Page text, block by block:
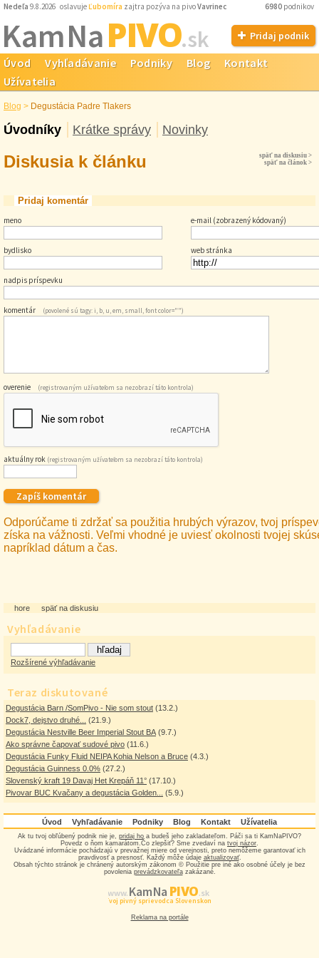
Nedeľa 9.8.2026 oslavuje Ľubomíra zajtra pozýva na pivoVavrinec 6980 podnikov
Kam NaPIVO.sk Pridaj podnik
Úvod Vyhľadávanie Podniky Blog
Kontakt
Užívatelia
Blog > Degustácia Padre Tlakers
Úvodníky Krátke správy Novinky
Vyhľadávanie
Rozšírené výhľadávanie
Teraz diskutované
Degustácia Barn /SomPivo - Nie som stout (13.2.)
Dock7, dejstvo druhé...
(21.9.)
Degustácia Nestville Beer Imperial Stout BA (9.7.)
Ako správne čapovať sudové pivo (11.6.)
Degustácia Funky Fluid NEIPA Kohia Nelson a Bruce (4.3.)
Degustácia Guinness 0.0% (27.2.)
Slovenský kraft 19 Davaj Het Krepáň 11° (17.10.)
Pivovar BUC Kvačany a degustácia Golden...
(5.9.)
späť na diskusiu >
späť na článok >
Diskusia k článku
Pridaj komentár
meno
bydlisko
e-mail (zobrazený kódovaný)
web stránka
nadpis príspevku
komentár (povolené sú tagy: i, b, u, em, small, font color="")
overenie (registrovaným užívateľom sa nezobrazí táto kontrola)
aktuálny rok (registrovaným užívateľom sa nezobrazí táto kontrola)
Odporúčame ti zdržať sa použitia hrubých výrazov, tvoj
získa na vážnosti. Veľmi vhodné je uviesť okolnosti tvojej
napríklad dátum a čas.
hore späť na diskusiu
Úvod Vyhľadávanie Podniky Blog Kontakt Užívatelia
Ak tu tvoj obľúbený podnik nie je, pridaj ho a budeš jeho zakladateľom. Páči sa ti KamNaPIVO?
Povedz o ňom kamarátom.Čo zlepšiť? Sme zvedaví na tvoj názor.
Uvádzané informácie pochádzajú v prevažnej miere od verejnosti, preto nemôžeme garantovať ich
pravdivosť a presnosť. Každý môže údaje aktualizovať.
Obsah týchto stránok je chránený autorským zákonom © Použitie pre iné ako osobné účely je bez
povolenia prevádzkovateľazakázané.
www.Kam Na PIVO.sk
Tvoj pivný sprievodca Slovenskom
Reklama na portále